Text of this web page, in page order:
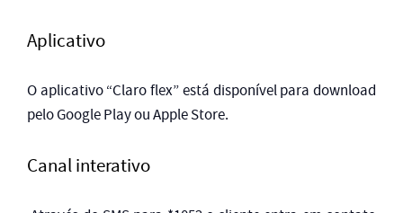
Aplicativo
O aplicativo “Claro flex” está disponível para download
pelo Google Play ou Apple Store.
Canal interativo